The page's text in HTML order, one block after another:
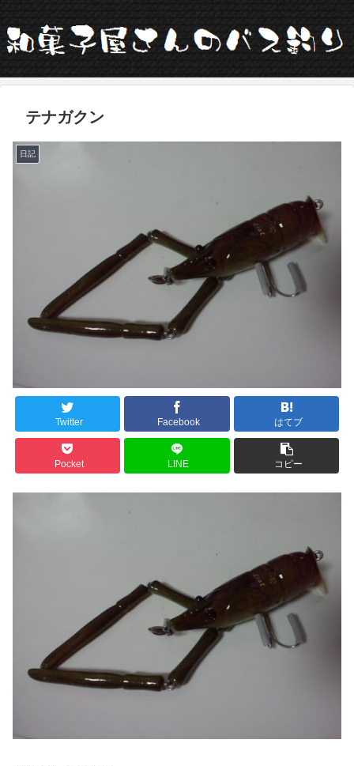
テナガクン
日記
Twitter Facebook はてブ
Pocket LINE コピー